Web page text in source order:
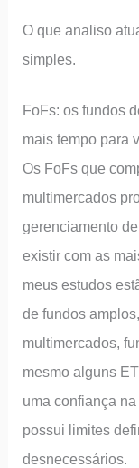
O que analiso
simples.
FoFs: os fundos
mais tempo para
Os FoFs que
multimercados
gerenciamento
existir com as
meus estudos
de fundos
multimercados,
mesmo alguns
uma confiança
possui limites
desnecessários.